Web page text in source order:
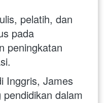
pelatih, dan
pada
peningkatan
Inggris, James
dalam